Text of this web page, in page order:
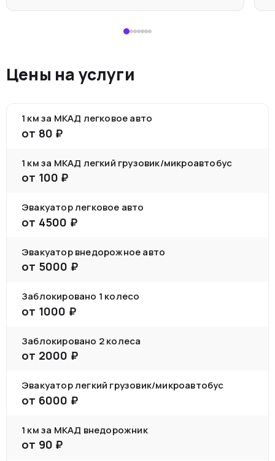
Цены на услуги
1 км за МКАД легковое авто
от 80 ₽
1 км за МКАД легкий грузовик/микроавтобус
от 100 ₽
Эвакуатор легковое авто
от 4500 ₽
Эвакуатор внедорожное авто
от 5000 ₽
Заблокировано 1 колесо
от 1000 ₽
Заблокировано 2 колеса
от 2000 ₽
Эвакуатор легкий грузовик/микроавтобус
от 6000 ₽
1 км за МКАД внедорожник
от 90 ₽